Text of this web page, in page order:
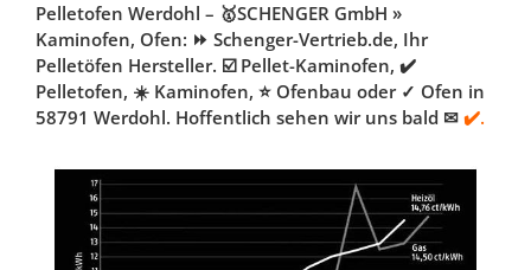
Pelletofen Werdohl – 🥇SCHENGER GmbH »
Kaminofen, Ofen: ⏩ Schenger-Vertrieb.de, Ihr
Pelletöfen Hersteller. ☑️ Pellet-Kaminofen, ✔️
Pelletofen, ☀️ Kaminofen, ⭐ Ofenbau oder ✓ Ofen in
58791 Werdohl. Hoffentlich sehen wir uns bald ✉ ✔️.